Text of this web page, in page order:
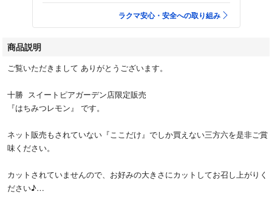
ラクマ安心・安全への取り組み
商品説明
ご覧いただきまして ありがとうございます。
十勝 スイートピアガーデン店限定販売
『はちみつレモン』 です。
ネット販売もされていない『ここだけ』でしか買えない三方六を是非ご賞
味ください。
カットされていませんので、お好みの大きさにカットしてお召し上がりく
ださい♪